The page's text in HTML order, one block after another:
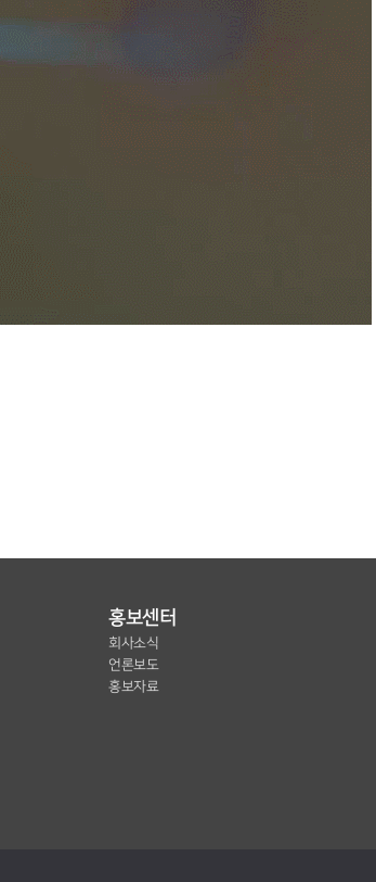
홍보센터
회사소식
언론보도
홍보자료